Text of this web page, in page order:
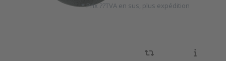
*Prix ??TVA en sus, plus expédition